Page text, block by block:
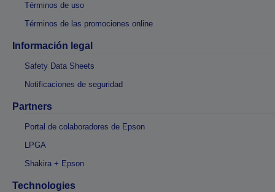
Términos de uso
Términos de las promociones online
Información legal
Safety Data Sheets
Notificaciones de seguridad
Partners
Portal de colaboradores de Epson
LPGA
Shakira + Epson
Technologies